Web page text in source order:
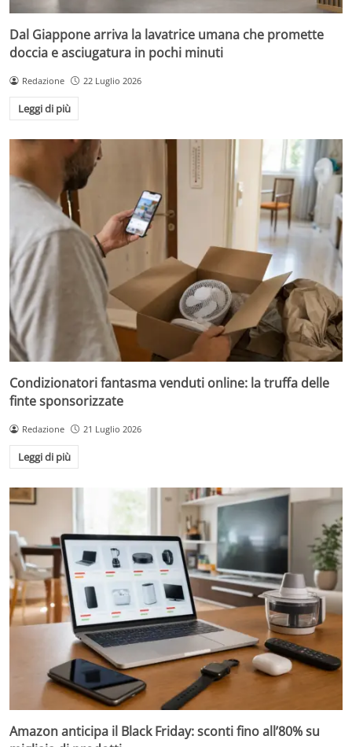
Dal Giappone arriva la lavatrice umana che promette
doccia e asciugatura in pochi minuti
Redazione 22 Luglio 2026
Leggi di più
Condizionatori fantasma venduti online: la truffa delle
finte sponsorizzate
Redazione 21 Luglio 2026
Leggi di più
Amazon anticipa il Black Friday: sconti fino all’80% su